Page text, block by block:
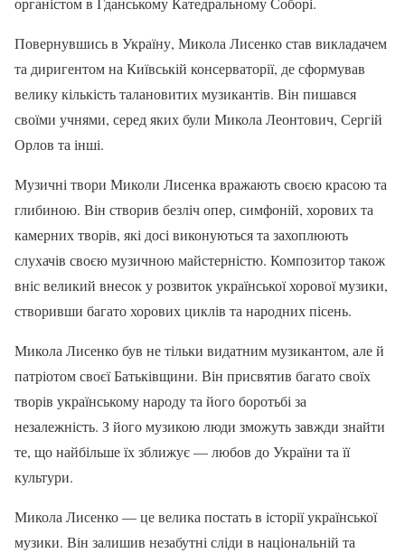
Повернувшись в Україну, Микола Лисенко став викладачем
та диригентом на Київській консерваторії, де сформував
велику кількість талановитих музикантів. Він пишався
своїми учнями, серед яких були Микола Леонтович, Сергій
Орлов та інші.
Музичні твори Миколи Лисенка вражають своєю красою та
глибиною. Він створив безліч опер, симфоній, хорових та
камерних творів, які досі виконуються та захоплюють
слухачів своєю музичною майстерністю. Композитор також
вніс великий внесок у розвиток української хорової музики,
створивши багато хорових циклів та народних пісень.
Микола Лисенко був не тільки видатним музикантом, але й
патріотом своєї Батьківщини. Він присвятив багато своїх
творів українському народу та його боротьбі за
незалежність. З його музикою люди зможуть завжди знайти
те, що найбільше їх зближує — любов до України та її
культури.
Микола Лисенко — це велика постать в історії української
музики. Він залишив незабутні сліди в національній та